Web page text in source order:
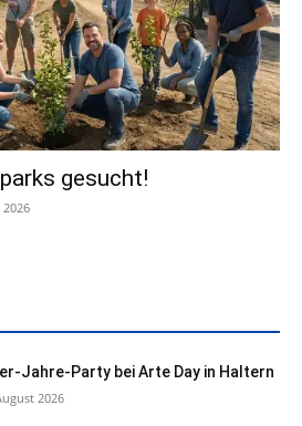
gesucht!
2026
Jahre-Party bei Arte Day in Haltern
2026